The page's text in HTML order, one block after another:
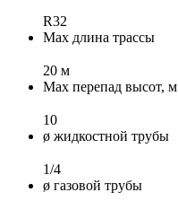
R32
Max длина трассы
20 м
Max перепад высот, м
10
ø жидкостной трубы
1/4
ø газовой трубы